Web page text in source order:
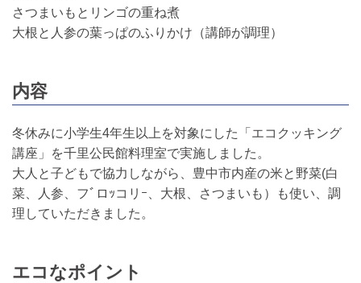
さつまいもとリンゴの重ね煮
大根と人参の葉っぱのふりかけ（講師が調理）
内容
冬休みに小学生4年生以上を対象にした「エコクッキング
講座」を千里公民館料理室で実施しました。
大人と子どもで協力しながら、豊中市内産の米と野菜(白
菜、人参、フﾞロｯコリｰ、大根、さつまいも）も使い、調
理していただきました。
エコなポイント